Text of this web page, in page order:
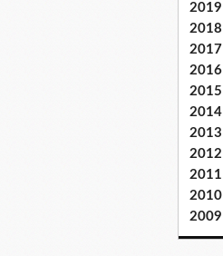
2019
2018
2017
2016
2015
2014
2013
2012
2011
2010
2009